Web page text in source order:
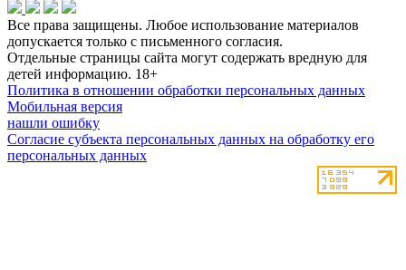
Все права защищены. Любое использование материалов
допускается только с письменного согласия.
Отдельные страницы сайта могут содержать вредную для
детей информацию. 18+
Политика в отношении обработки персональных данных
Мобильная версия
нашли ошибку
Согласие субъекта персональных данных на обработку его
персональных данных